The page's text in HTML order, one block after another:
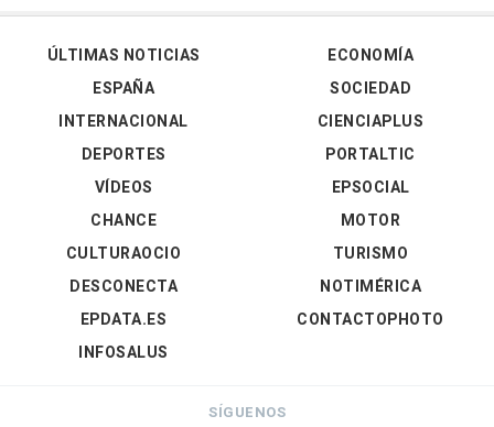
ÚLTIMAS NOTICIAS
ESPAÑA
INTERNACIONAL
DEPORTES
VÍDEOS
ECONOMÍA
SOCIEDAD
CIENCIAPLUS
PORTALTIC
EPSOCIAL
CHANCE
CULTURAOCIO
DESCONECTA
EPDATA.ES
INFOSALUS
MOTOR
TURISMO
NOTIMÉRICA
CONTACTOPHOTO
SÍGUENOS